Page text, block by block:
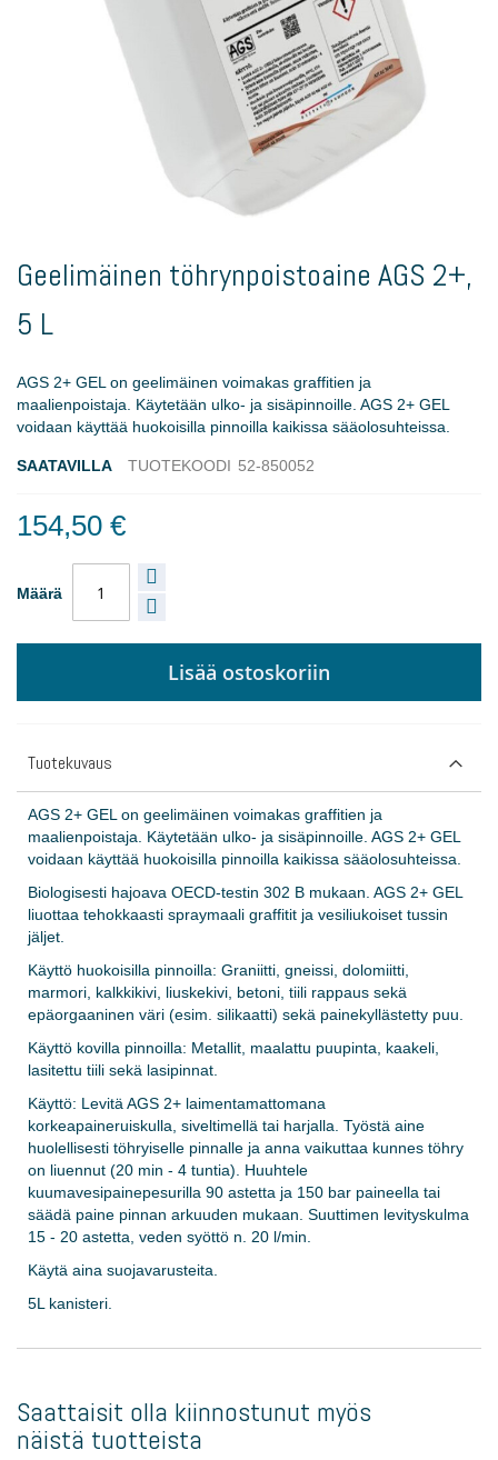
the
of
the
gallery
Geelimäinen töhrynpoistoaine AGS 2+,
5 L
AGS 2+ GEL on geelimäinen voimakas graffitien ja
maalienpoistaja. Käytetään ulko- ja sisäpinnoille. AGS 2+ GEL
voidaan käyttää huokoisilla pinnoilla kaikissa sääolosuhteissa.
SAATAVILLA TUOTEKOODI 52-850052
154,50 €
Määrä
Lisää ostoskoriin
Tuotekuvaus
AGS 2+ GEL on geelimäinen voimakas graffitien ja
maalienpoistaja. Käytetään ulko- ja sisäpinnoille. AGS 2+ GEL
voidaan käyttää huokoisilla pinnoilla kaikissa sääolosuhteissa.
Biologisesti hajoava OECD-testin 302 B mukaan. AGS 2+ GEL
liuottaa tehokkaasti spraymaali graffitit ja vesiliukoiset tussin
jäljet.
Käyttö huokoisilla pinnoilla: Graniitti, gneissi, dolomiitti,
marmori, kalkkikivi, liuskekivi, betoni, tiili rappaus sekä
epäorgaaninen väri (esim. silikaatti) sekä painekyllästetty puu.
Käyttö kovilla pinnoilla: Metallit, maalattu puupinta, kaakeli,
lasitettu tiili sekä lasipinnat.
Käyttö: Levitä AGS 2+ laimentamattomana
korkeapaineruiskulla, siveltimellä tai harjalla. Työstä aine
huolellisesti töhryiselle pinnalle ja anna vaikuttaa kunnes töhry
on liuennut (20 min - 4 tuntia). Huuhtele
kuumavesipainepesurilla 90 astetta ja 150 bar paineella tai
säädä paine pinnan arkuuden mukaan. Suuttimen levityskulma
15 - 20 astetta, veden syöttö n. 20 l/min.
Käytä aina suojavarusteita.
5L kanisteri.
Saattaisit olla kiinnostunut myös
näistä tuotteista